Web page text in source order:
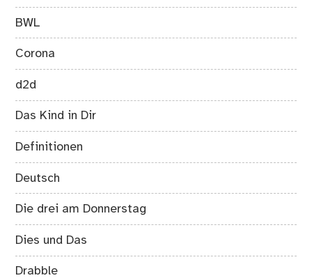
BWL
Corona
d2d
Das Kind in Dir
Definitionen
Deutsch
Die drei am Donnerstag
Dies und Das
Drabble